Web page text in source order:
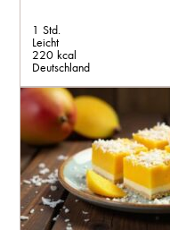
1 Std.
Leicht
220 kcal
Deutschland